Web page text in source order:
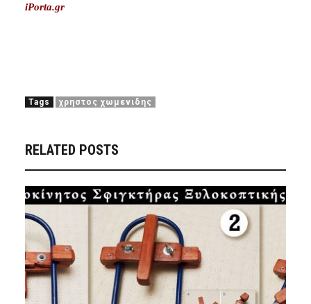
iPorta.gr
Tags χρηστος χωμενιδης
RELATED POSTS